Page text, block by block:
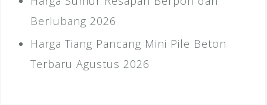
Berlubang 2026
Harga Tiang Pancang Mini Pile Beton
Terbaru Agustus 2026